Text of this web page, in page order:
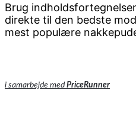
Brug
direkte til den bedste
mest populære
i samarbejde medPriceRunner